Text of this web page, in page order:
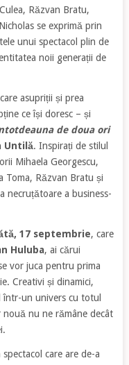
Răzvan Bratu,
se exprimă prin
unui spectacol plin de
noii generații de
asupriții și prea
ce își doresc – și
de doua ori
Untilă. Inspirați de stilul
Mihaela Georgescu,
Toma, Răzvan Bratu și
necruțătoare a business-
17 septembrie, care
Huluba, ai cărui
vor juca pentru prima
Creativi și dinamici,
într-un univers cu totul
nu ne rămâne decât
care are de-a